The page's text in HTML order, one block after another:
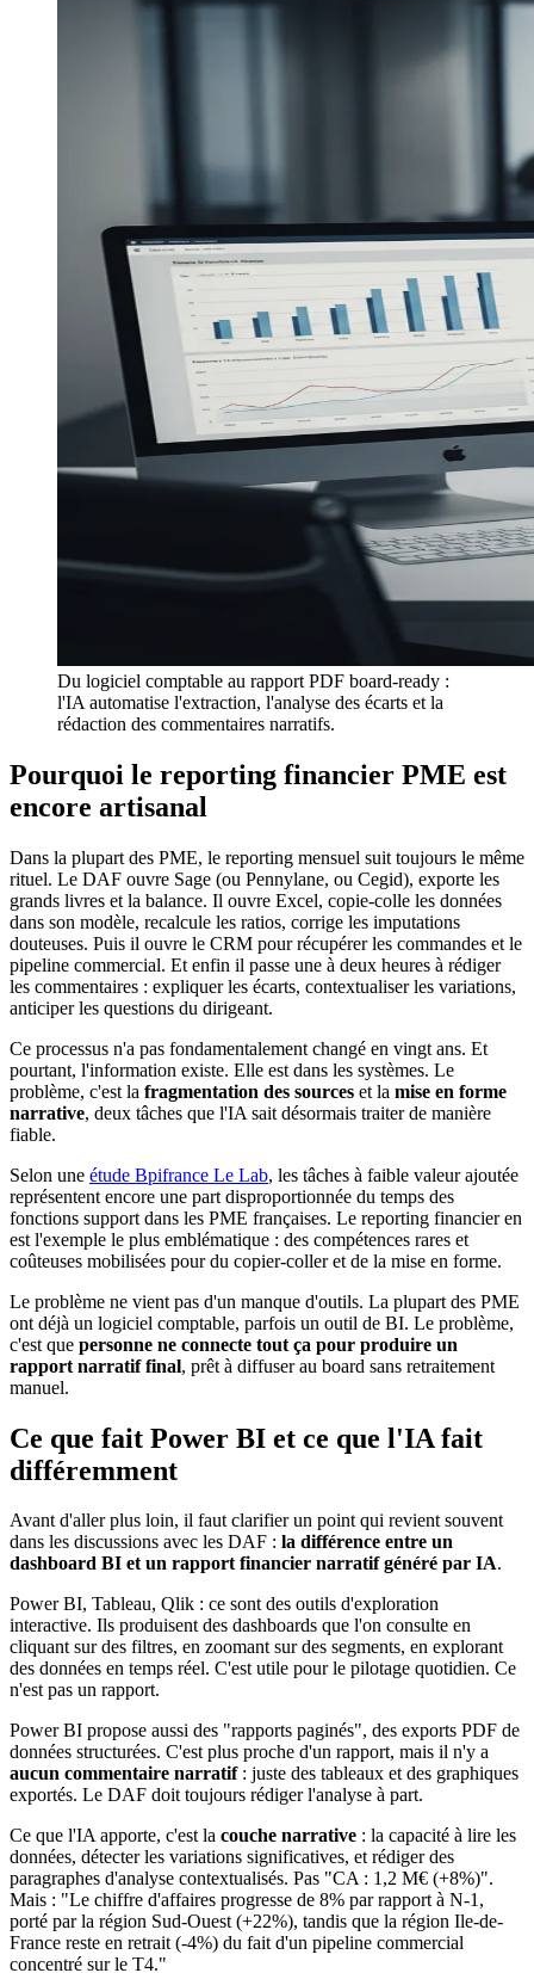
Du logiciel comptable au rapport PDF board-ready :
l'IA automatise l'extraction, l'analyse des écarts et la
rédaction des commentaires narratifs.
Pourquoi le reporting financier PME est
encore artisanal
Dans la plupart des PME, le reporting mensuel suit toujours le même
rituel. Le DAF ouvre Sage (ou Pennylane, ou Cegid), exporte les
grands livres et la balance. Il ouvre Excel, copie-colle les données
dans son modèle, recalcule les ratios, corrige les imputations
douteuses. Puis il ouvre le CRM pour récupérer les commandes et le
pipeline commercial. Et enfin il passe une à deux heures à rédiger
les commentaires : expliquer les écarts, contextualiser les variations,
anticiper les questions du dirigeant.
Ce processus n'a pas fondamentalement changé en vingt ans. Et
pourtant, l'information existe. Elle est dans les systèmes. Le
problème, c'est la fragmentation des sources et la mise en forme
narrative, deux tâches que l'IA sait désormais traiter de manière
fiable.
Selon une étude Bpifrance Le Lab, les tâches à faible valeur ajoutée
représentent encore une part disproportionnée du temps des
fonctions support dans les PME françaises. Le reporting financier en
est l'exemple le plus emblématique : des compétences rares et
coûteuses mobilisées pour du copier-coller et de la mise en forme.
Le problème ne vient pas d'un manque d'outils. La plupart des PME
ont déjà un logiciel comptable, parfois un outil de BI. Le problème,
c'est que personne ne connecte tout ça pour produire un
rapport narratif final, prêt à diffuser au board sans retraitement
manuel.
Ce que fait Power BI et ce que l'IA fait
différemment
Avant d'aller plus loin, il faut clarifier un point qui revient souvent
dans les discussions avec les DAF : la différence entre un
dashboard BI et un rapport financier narratif généré par IA.
Power BI, Tableau, Qlik : ce sont des outils d'exploration
interactive. Ils produisent des dashboards que l'on consulte en
cliquant sur des filtres, en zoomant sur des segments, en explorant
des données en temps réel. C'est utile pour le pilotage quotidien. Ce
n'est pas un rapport.
Power BI propose aussi des "rapports paginés", des exports PDF de
données structurées. C'est plus proche d'un rapport, mais il n'y a
aucun commentaire narratif: juste des tableaux et des graphiques
exportés. Le DAF doit toujours rédiger l'analyse à part.
Ce que l'IA apporte, c'est la couche narrative : la capacité à lire les
données, détecter les variations significatives, et rédiger des
paragraphes d'analyse contextualisés. Pas "CA : 1,2 M€ (+8%)".
Mais : "Le chiffre d'affaires progresse de 8% par rapport à N-1,
porté par la région Sud-Ouest (+22%), tandis que la région Ile-de-
France reste en retrait (-4%) du fait d'un pipeline commercial
concentré sur le T4."